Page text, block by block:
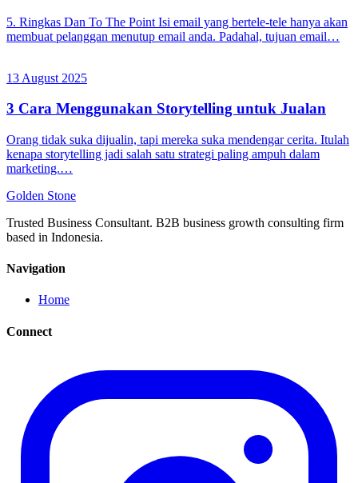
5. Ringkas Dan To The Point Isi email yang bertele-tele hanya akan
membuat pelanggan menutup email anda. Padahal, tujuan email…
13 August 2025
3 Cara Menggunakan Storytelling untuk Jualan
Orang tidak suka dijualin, tapi mereka suka mendengar cerita. Itulah
kenapa storytelling jadi salah satu strategi paling ampuh dalam
marketing.…
Golden Stone
Trusted Business Consultant. B2B business growth consulting firm
based in Indonesia.
Navigation
Home
Connect